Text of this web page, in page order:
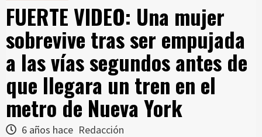
FUERTE VIDEO: Una mujer
sobrevive tras ser empujada
a las vías segundos antes de
que llegara un tren en el
metro de Nueva York
6 años hace Redacción